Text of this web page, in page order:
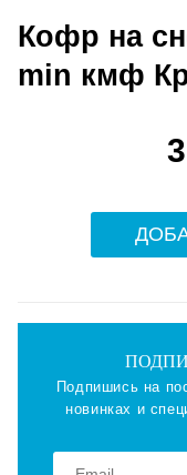
Кофр на
min кмф
Подпишись на
новинках и